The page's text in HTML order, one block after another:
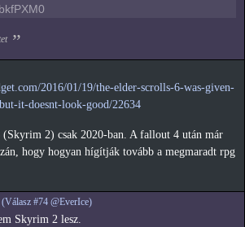
2016/01/19/the-elder-scrolls-6-was-given-
it-doesnt-look-good/22634
2) csak 2020-ban. A fallout 4 után már
hogy hogyan hígítják tovább a megmaradt rpg
(Válasz #74 @EverIce)
Skyrim 2 lesz.